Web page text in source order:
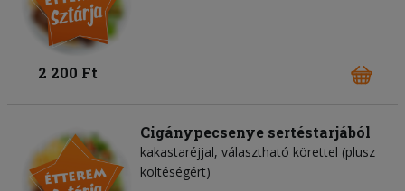
2 200 Ft
Cigánypecsenye sertéstarjából
kakastaréjjal, választható körettel (plusz
költéségért)